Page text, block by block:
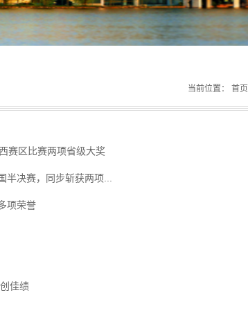
当前位置： 首页
赛区比赛两项省级大奖
半决赛，同步斩获两项...
项荣誉
佳绩